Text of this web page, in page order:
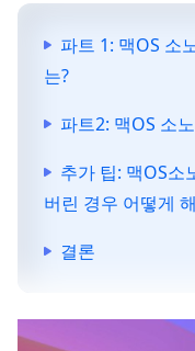
파트 1: 맥OS 소
는?
파트2: 맥OS 소
추가 팁: 맥OS소
버린 경우 어떻게
결론